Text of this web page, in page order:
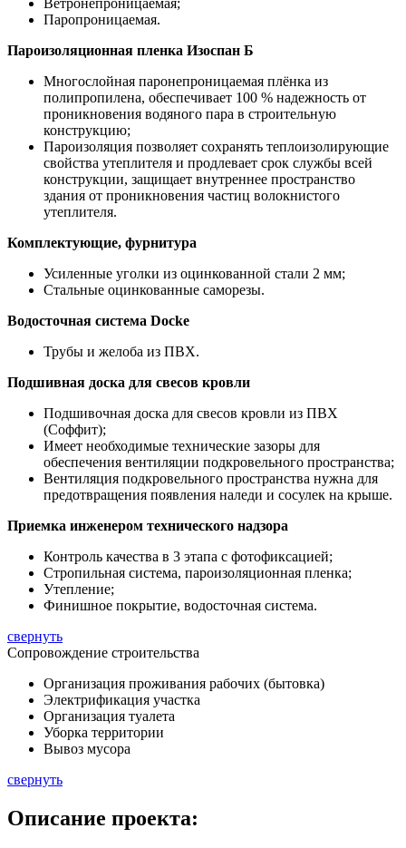
Ветронепроницаемая;
Паропроницаемая.
Пароизоляционная пленка Изоспан Б
Многослойная паронепроницаемая плёнка из
полипропилена, обеспечивает 100 % надежность от
проникновения водяного пара в строительную
конструкцию;
Пароизоляция позволяет сохранять теплоизолирующие
свойства утеплителя и продлевает срок службы всей
конструкции, защищает внутреннее пространство
здания от проникновения частиц волокнистого
утеплителя.
Комплектующие, фурнитура
Усиленные уголки из оцинкованной стали 2 мм;
Стальные оцинкованные саморезы.
Водосточная система Docke
Трубы и желоба из ПВХ.
Подшивная доска для свесов кровли
Подшивочная доска для свесов кровли из ПВХ
(Соффит);
Имеет необходимые технические зазоры для
обеспечения вентиляции подкровельного пространства;
Вентиляция подкровельного пространства нужна для
предотвращения появления наледи и сосулек на крыше.
Приемка инженером технического надзора
Контроль качества в 3 этапа с фотофиксацией;
Стропильная система, пароизоляционная пленка;
Утепление;
Финишное покрытие, водосточная система.
свернуть
Сопровождение строительства
Организация проживания рабочих (бытовка)
Электрификация участка
Организация туалета
Уборка территории
Вывоз мусора
свернуть
Описание проекта: